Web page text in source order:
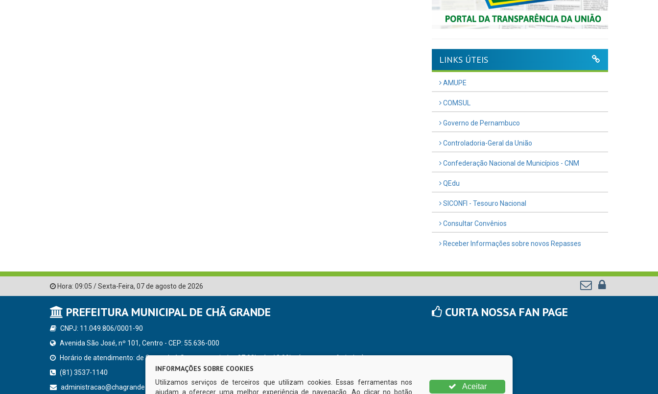
LINKS ÚTEIS
AMUPE
COMSUL
Governo de Pernambuco
Controladoria-Geral da União
Confederação Nacional de Municípios - CNM
QEdu
SICONFI - Tesouro Nacional
Consultar Convênios
Receber Informações sobre novos Repasses
Hora: 09:05 /Sexta-Feira, 07 de agosto de 2026
PREFEITURA MUNICIPAL DE CHÃ GRANDE
CNPJ: 11.049.806/0001-90
Avenida São José, nº 101, Centro - CEP: 55.636-000
Horário de atendimento: de Segunda à Sexta, a partir das 07:00hs às 13:00hs (exceto nos feriados)
(81) 3537-1140
administracao@chagrande.pe.gov.br
CURTA NOSSA FAN PAGE
INFORMAÇÕES SOBRE COOKIES
Utilizamos serviços de terceiros que utilizam cookies. Essas ferramentas nos
ajudam a oferecer uma melhor experiência de navegação. Ao clicar no botão
Aceitar